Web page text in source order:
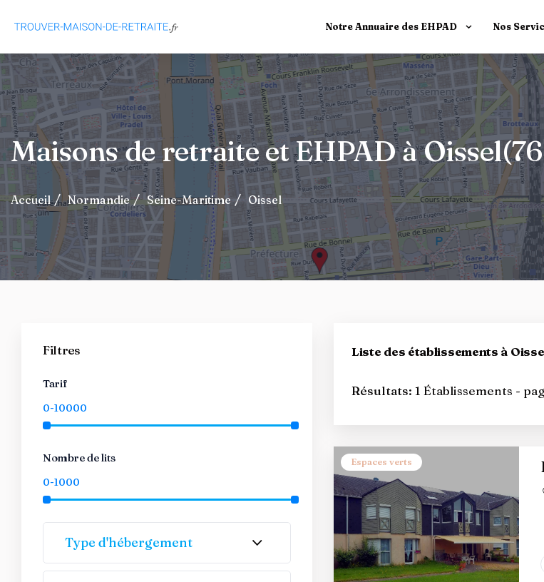
Notre Annuaire des EHPAD Nos
Maisons de retraite et EHPAD à
Accueil Normandie Seine-Maritime Oissel
Liste des établissements à
Résultats: 1 Établissements -
Espaces verts
Filtres
Tarif
Nombre de lits
Type d'hébergement